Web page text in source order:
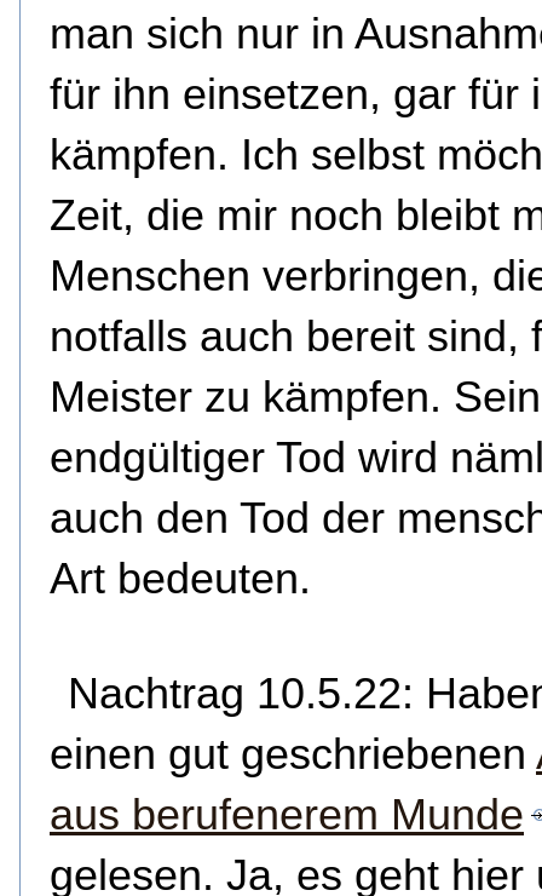
man sich nur in
für ihn einsetzen, gar für
kämpfen. Ich selbst
Zeit, die mir noch bleibt
Menschen verbringen,
notfalls auch bereit sind,
Meister zu kämpfen. Sein
endgültiger Tod wird
auch den Tod der
Art bedeuten.
Nachtrag 10.5.22:
einen gut geschriebenen
aus berufenerem Munde
gelesen. Ja, es geht hier